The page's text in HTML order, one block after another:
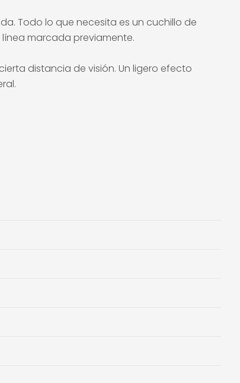
Todo lo que necesita es un cuchillo de
marcada previamente.
distancia de visión. Un ligero efecto